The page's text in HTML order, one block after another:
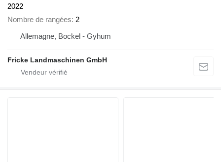
2022
Nombre de rangées 2
Allemagne, Bockel - Gyhum
Fricke Landmaschinen GmbH